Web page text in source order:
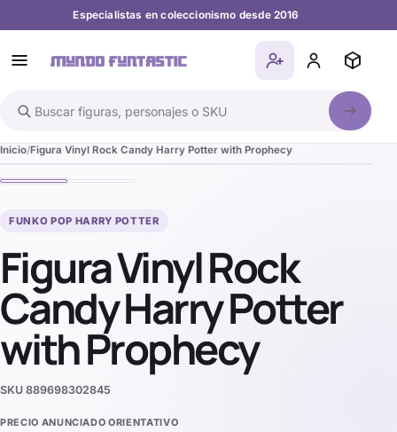
Especialistas en coleccionismo desde 2016
Buscar en el catálogo
Inicio Figura Vinyl Rock Candy Harry Potter with Prophecy
FUNKO POP HARRY POTTER
Figura Vinyl Rock
Candy Harry Potter
with Prophecy
SKU 889698302845
PRECIO ANUNCIADO ORIENTATIVO